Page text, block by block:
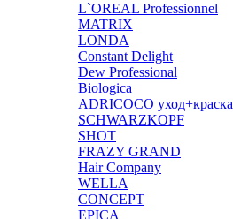
L`OREAL Professionnel
MATRIX
LONDA
Constant Delight
Dew Professional
Biologica
ADRICOCO уход+краска
SCHWARZKOPF
SHOT
FRAZY GRAND
Hair Company
WELLA
CONCEPT
EPICA